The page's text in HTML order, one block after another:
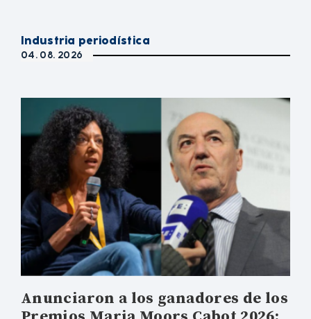
Industria periodística
04. 08. 2026
Anunciaron a los ganadores de los